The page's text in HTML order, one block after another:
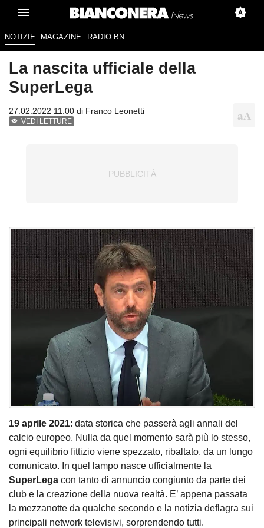
NOTIZIE MAGAZINE RADIO BN
La nascita ufficiale della
SuperLega
27.02.2022 11:00 di Franco Leonetti
VEDI LETTURE
19 aprile 2021: data storica che passerà agli annali del
calcio europeo. Nulla da quel momento sarà più lo stesso,
ogni equilibrio fittizio viene spezzato, ribaltato, da un lungo
comunicato. In quel lampo nasce ufficialmente la
SuperLega con tanto di annuncio congiunto da parte dei
club e la creazione della nuova realtà. E’ appena passata
la mezzanotte da qualche secondo e la notizia deflagra sui
principali network televisivi, sorprendendo tutti.